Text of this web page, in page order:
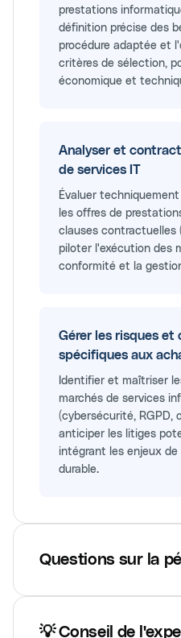
prestations
définition précise des
procédure adaptée et
critères de sélection,
économique et
Analyser et
de services IT
Évaluer
les offres de
clauses contractuelles
piloter l'exécution des
conformité et la
Gérer les risques et
spécifiques aux
Identifier et maîtriser
marchés de services
(cybersécurité, RGPD,
anticiper les litiges
intégrant les enjeux
durable.
Questions sur la
💡 Conseil de